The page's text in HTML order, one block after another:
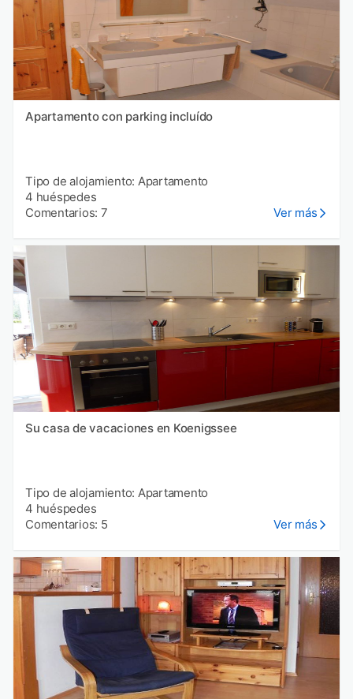
Apartamento con parking incluído
Tipo de alojamiento: Apartamento
4 huéspedes
Comentarios: 7
Ver más
Su casa de vacaciones en Koenigssee
Tipo de alojamiento: Apartamento
4 huéspedes
Comentarios: 5
Ver más